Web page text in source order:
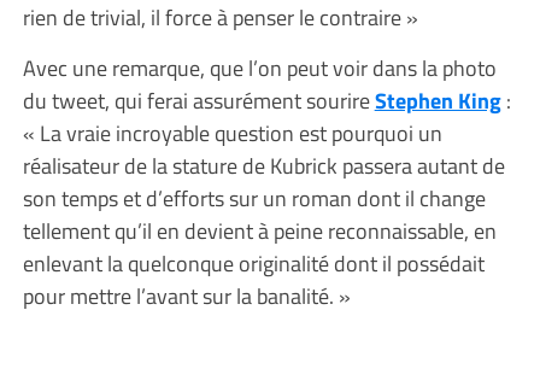
rien de trivial, il force à penser le contraire »
Avec une remarque, que l’on peut voir dans la photo
du tweet, qui ferai assurément sourireStephen King:
« La vraie incroyable question est pourquoi un
réalisateur de la stature de Kubrick passera autant de
son temps et d’efforts sur un roman dont il change
tellement qu’il en devient à peine reconnaissable, en
enlevant la quelconque originalité dont il possédait
pour mettre l’avant sur la banalité. »